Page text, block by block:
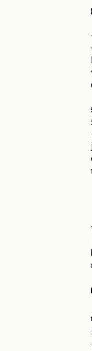
Détail de
De Boulogne-
cyclable le long
Naturel Sensible
aménagements
Wimereux et
Jusqu'à l'entrée
ruraux
agriculteurs).
sont pas
Après Wissant,
partagés, puis
pour ensuite
Depuis
rejoindre le Cap
💡 Vous pouvez
liaisons en bas
Pentes et
Point le plus bas :
Point le plus